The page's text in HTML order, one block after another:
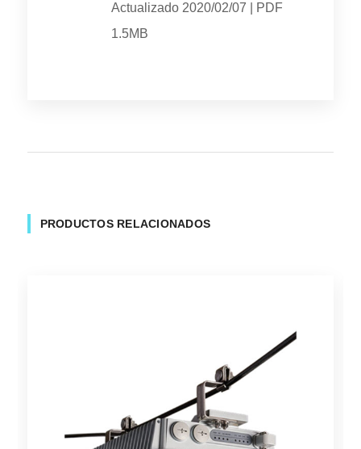
Actualizado 2020/02/07 | PDF
1.5MB
PRODUCTOS RELACIONADOS